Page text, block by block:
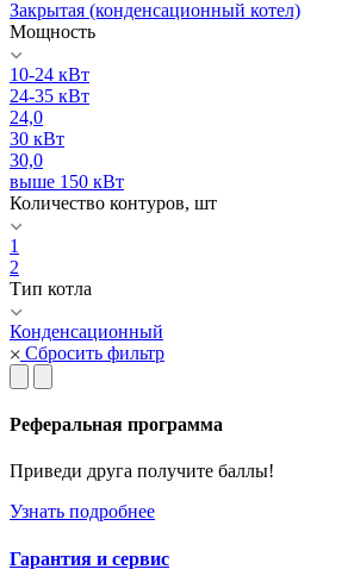
Закрытая (конденсационный котел)
Мощность
10-24 кВт
24-35 кВт
24,0
30 кВт
30,0
выше 150 кВт
Количество контуров, шт
1
2
Тип котла
Конденсационный
Сбросить фильтр
Реферальная программа
Приведи друга получите баллы!
Узнать подробнее
Гарантия и сервис